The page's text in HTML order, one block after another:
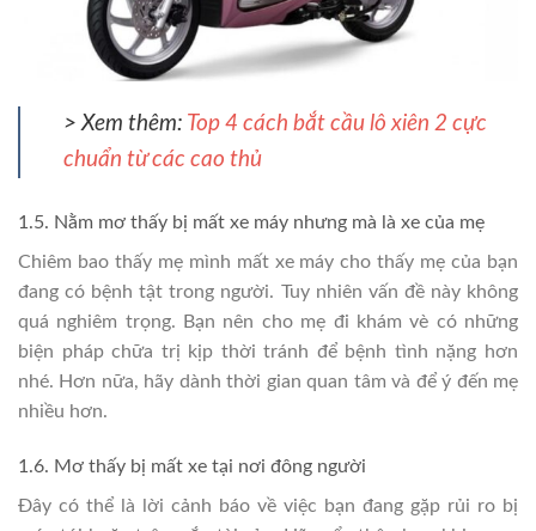
> Xem thêm: Top 4 cách bắt cầu lô xiên 2 cực
chuẩn từ các cao thủ
1.5. Nằm mơ thấy bị mất xe máy nhưng mà là xe của mẹ
Chiêm bao thấy mẹ mình mất xe máy cho thấy mẹ của bạn
đang có bệnh tật trong người. Tuy nhiên vấn đề này không
quá nghiêm trọng. Bạn nên cho mẹ đi khám vè có những
biện pháp chữa trị kịp thời tránh để bệnh tình nặng hơn
nhé. Hơn nữa, hãy dành thời gian quan tâm và để ý đến mẹ
nhiều hơn.
1.6. Mơ thấy bị mất xe tại nơi đông người
Đây có thể là lời cảnh báo về việc bạn đang gặp rủi ro bị